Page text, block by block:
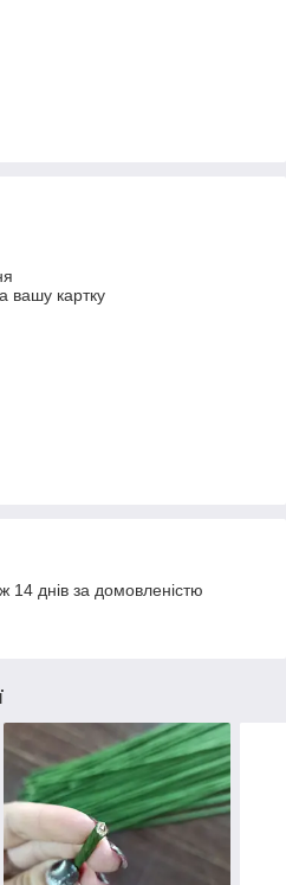
вашу картку
14 днів за домовленістю